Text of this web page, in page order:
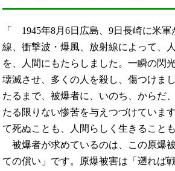
1945年8月6日広島、9日長崎に米軍
線、衝撃波・爆風、放射線によって、
を、人間にもたらしました。一瞬の閃
壊滅させ、多くの人を殺し、傷つけま
たるまで、被爆者に、いのち、からだ
たる限りない惨苦を与えつづけていま
て死ぬことも、人間らしく生きること
被爆者が求めているのは、この原爆
ての償い」です。原爆被害は「遡れば